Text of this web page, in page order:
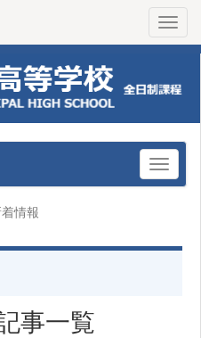
情報
事一覧